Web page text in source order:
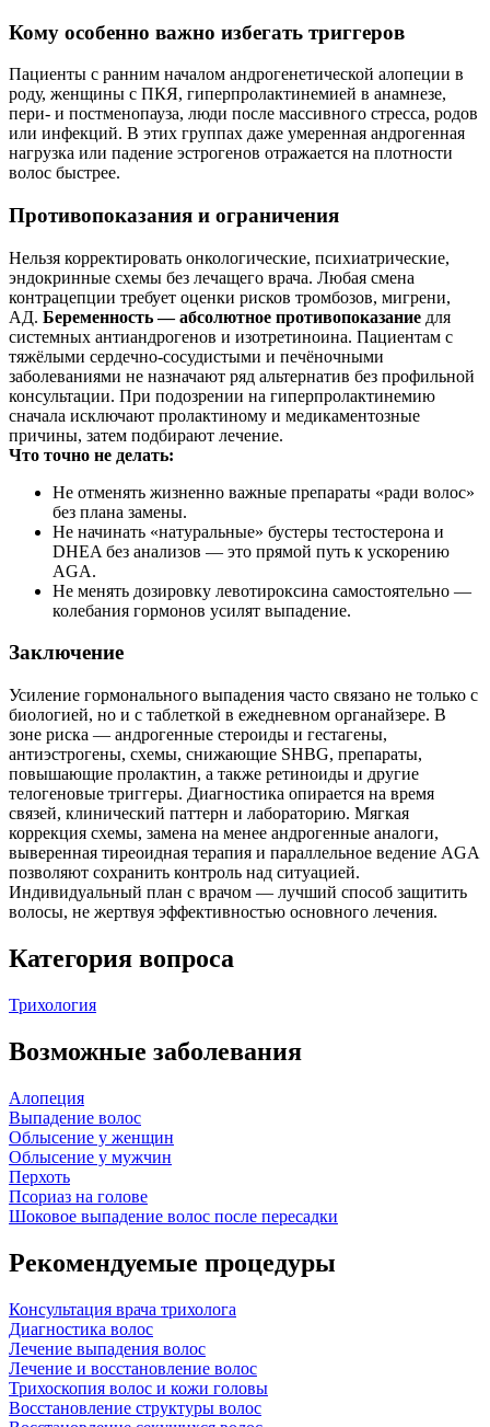
Кому особенно важно избегать триггеров
Пациенты с ранним началом андрогенетической алопеции в
роду, женщины с ПКЯ, гиперпролактинемией в анамнезе,
пери- и постменопауза, люди после массивного стресса, родов
или инфекций. В этих группах даже умеренная андрогенная
нагрузка или падение эстрогенов отражается на плотности
волос быстрее.
Противопоказания и ограничения
Нельзя корректировать онкологические, психиатрические,
эндокринные схемы без лечащего врача. Любая смена
контрацепции требует оценки рисков тромбозов, мигрени,
АД. Беременность — абсолютное противопоказание для
системных антиандрогенов и изотретиноина. Пациентам с
тяжёлыми сердечно‑сосудистыми и печёночными
заболеваниями не назначают ряд альтернатив без профильной
консультации. При подозрении на гиперпролактинемию
сначала исключают пролактиному и медикаментозные
причины, затем подбирают лечение.
Что точно не делать:
Не отменять жизненно важные препараты «ради волос»
без плана замены.
Не начинать «натуральные» бустеры тестостерона и
DHEA без анализов — это прямой путь к ускорению
AGA.
Не менять дозировку левотироксина самостоятельно —
колебания гормонов усилят выпадение.
Заключение
Усиление гормонального выпадения часто связано не только с
биологией, но и с таблеткой в ежедневном органайзере. В
зоне риска — андрогенные стероиды и гестагены,
антиэстрогены, схемы, снижающие SHBG, препараты,
повышающие пролактин, а также ретиноиды и другие
телогеновые триггеры. Диагностика опирается на время
связей, клинический паттерн и лабораторию. Мягкая
коррекция схемы, замена на менее андрогенные аналоги,
выверенная тиреоидная терапия и параллельное ведение AGA
позволяют сохранить контроль над ситуацией.
Индивидуальный план с врачом — лучший способ защитить
волосы, не жертвуя эффективностью основного лечения.
Категория вопроса
Трихология
Возможные заболевания
Алопеция
Выпадение волос
Облысение у женщин
Облысение у мужчин
Перхоть
Псориаз на голове
Шоковое выпадение волос после пересадки
Рекомендуемые процедуры
Консультация врача трихолога
Диагностика волос
Лечение выпадения волос
Лечение и восстановление волос
Трихоскопия волос и кожи головы
Восстановление структуры волос